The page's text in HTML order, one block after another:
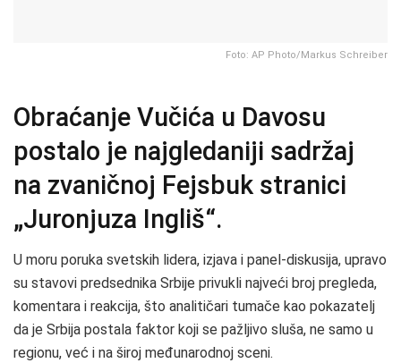
Foto: AP Photo/Markus Schreiber
Obraćanje Vučića u Davosu
postalo je najgledaniji sadržaj
na zvaničnoj Fejsbuk stranici
„Juronjuza Ingliš“.
U moru poruka svetskih lidera, izjava i panel-diskusija, upravo
su stavovi predsednika Srbije privukli najveći broj pregleda,
komentara i reakcija, što analitičari tumače kao pokazatelj
da je Srbija postala faktor koji se pažljivo sluša, ne samo u
regionu, već i na široj međunarodnoj sceni.